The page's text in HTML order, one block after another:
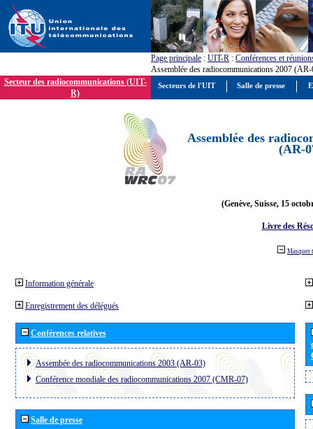
Page principale : UIT-R : Conférences et
Assemblée des radiocommunications 2007
Secteur des radiocommunications (UIT-
R)
Assemblée des
(AR-
(Genève, Suisse, 15
Livre des
Masquer
Information générale
Enregistrement des délégués
Conférences relatives
Assembée des radiocommunications 2003 (AR-03)
Conférence mondiale des radiocommunications 2007 (CMR-07)
Salle de presse
Secteurs de l'UIT Salle de presse